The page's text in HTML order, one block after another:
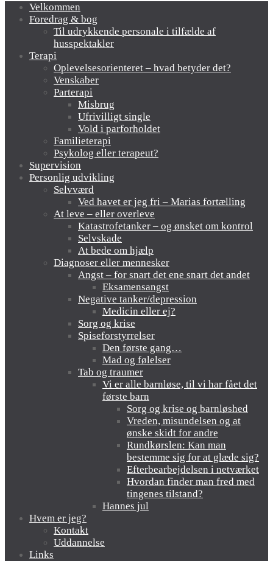
Velkommen
Foredrag & bog
Til udrykkende personale i tilfælde af
husspektakler
Terapi
Oplevelsesorienteret – hvad betyder det?
Venskaber
Parterapi
Misbrug
Ufrivilligt single
Vold i parforholdet
Familieterapi
Psykolog eller terapeut?
Supervision
Personlig udvikling
Selvværd
Ved havet er jeg fri – Marias fortælling
At leve – eller overleve
Katastrofetanker – og ønsket om kontrol
Selvskade
At bede om hjælp
Diagnoser eller mennesker
Angst – for snart det ene snart det andet
Eksamensangst
Negative tanker/depression
Medicin eller ej?
Sorg og krise
Spiseforstyrrelser
Den første gang…
Mad og følelser
Tab og traumer
Vi er alle barnløse, til vi har fået det
første barn
Sorg og krise og barnløshed
Vreden, misundelsen og at
ønske skidt for andre
Rundkørslen: Kan man
bestemme sig for at glæde sig?
Efterbearbejdelsen i netværket
Hvordan finder man fred med
tingenes tilstand?
Hannes jul
Hvem er jeg?
Kontakt
Uddannelse
Links